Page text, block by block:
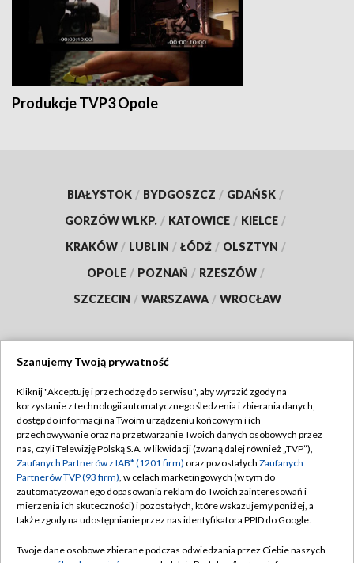
Produkcje TVP3 Opole
BIAŁYSTOK / BYDGOSZCZ / GDAŃSK /
GORZÓW WLKP. / KATOWICE / KIELCE /
KRAKÓW / LUBLIN / ŁÓDŹ / OLSZTYN /
OPOLE / POZNAŃ / RZESZÓW /
SZCZECIN / WARSZAWA / WROCŁAW
TVP
Abonament TVP
Emisja w TVP
Centrum informacji TVP
Naziemna Telewizja Cyfrowa
Regulamin TVP
Polityka prywatności
Moje zgody
Pomoc
Szanujemy Twoją prywatność
Kliknij "Akceptuję i przechodzę do serwisu", aby wyrazić zgody na
korzystanie z technologii automatycznego śledzenia i zbierania danych,
dostęp do informacji na Twoim urządzeniu końcowym i ich
przechowywanie oraz na przetwarzanie Twoich danych osobowych przez
nas, czyli Telewizję Polską S.A. w likwidacji (zwaną dalej również „TVP”),
Zaufanych Partnerów z IAB* (1201 firm) oraz pozostałych Zaufanych
Partnerów TVP (93 firm), w celach marketingowych (w tym do
zautomatyzowanego dopasowania reklam do Twoich zainteresowań i
mierzenia ich skuteczności) i pozostałych, które wskazujemy poniżej, a
także zgody na udostępnianie przez nas identyfikatora PPID do Google.
Twoje dane osobowe zbierane podczas odwiedzania przez Ciebie naszych